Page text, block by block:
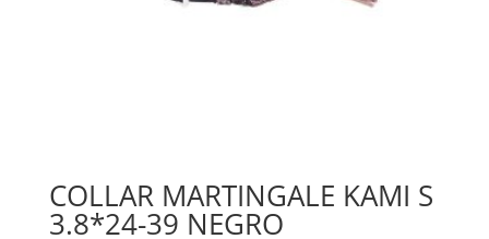
COLLAR MARTINGALE KAMI S
3.8*24-39 NEGRO